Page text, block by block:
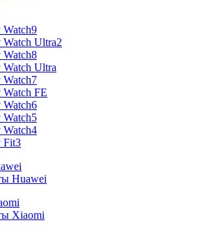
Watch9
Watch Ultra2
Watch8
Watch Ultra
Watch7
Watch FE
Watch6
Watch5
Watch4
Fit3
Huawei
Xiaomi